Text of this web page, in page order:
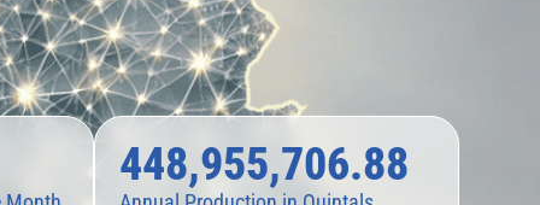
448,955,706.88